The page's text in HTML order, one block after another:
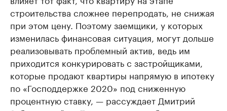
строительства сложнее перепродать, не снижая
при этом цену. Поэтому заемщики, у которых
изменилась финансовая ситуация, могут дольше
реализовывать проблемный актив, ведь им
приходится конкурировать с застройщиками,
которые продают квартиры напрямую в ипотеку
по «Господдержке 2020» под сниженную
процентную ставку, — рассуждает Дмитрий